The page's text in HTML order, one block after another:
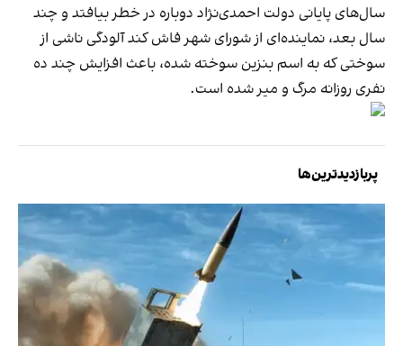
سال‌های پایانی دولت احمدی‌نژاد دوباره در خطر بیافتد و چند
سال بعد، نماینده‌ای از شورای شهر فاش کند آلودگی ناشی از
سوختی که به اسم بنزین سوخته شده، باعث افزایش چند ده
نفری روزانه مرگ و میر شده است.
پربازدیدترین‌ها